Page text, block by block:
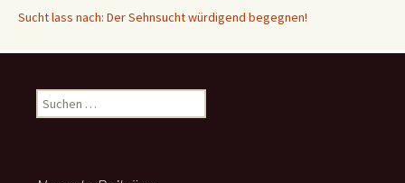
Sucht lass nach: Der Sehnsucht würdigend begegnen!
Suche
nach: